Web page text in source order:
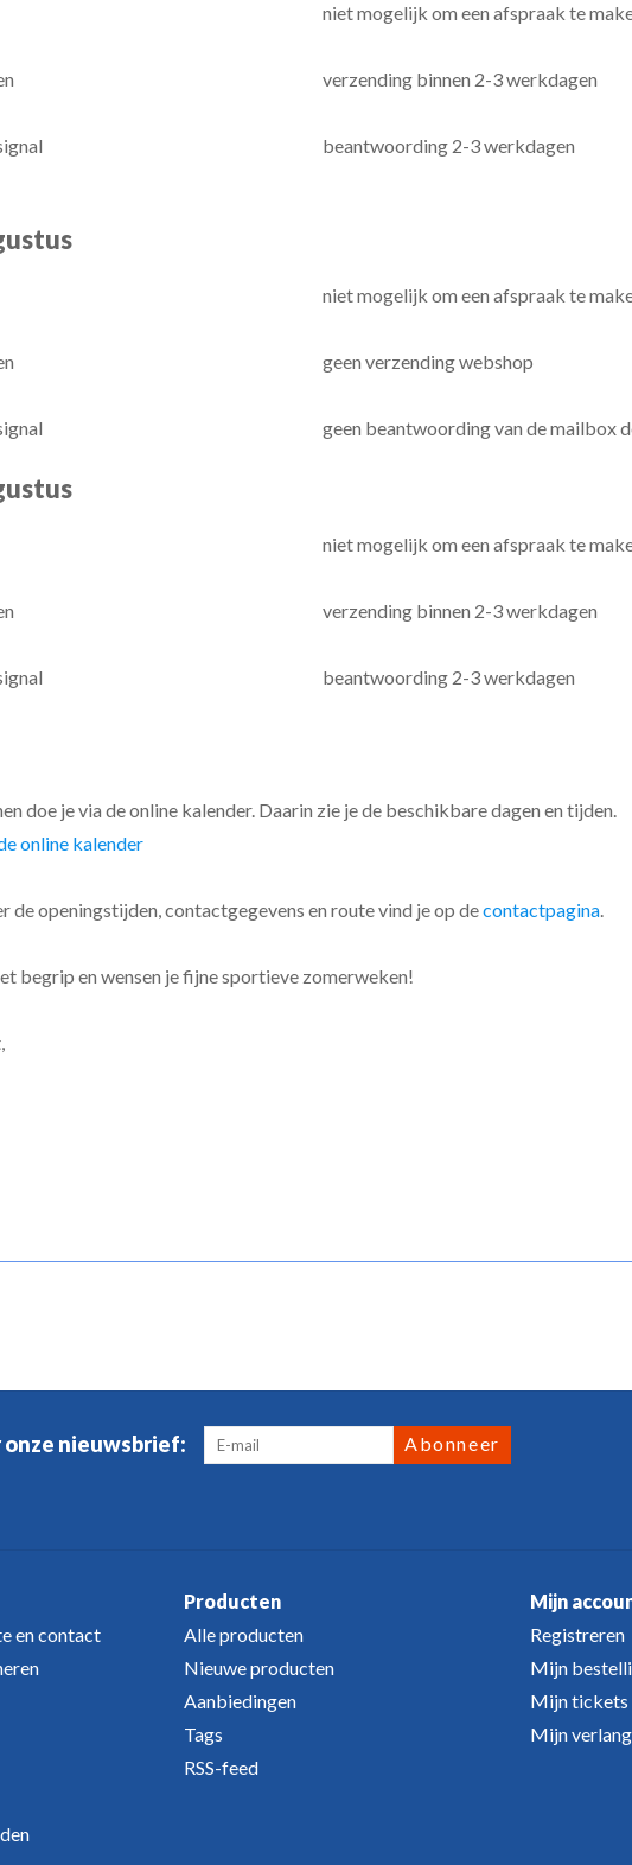
niet mogelijk om een afspraak te
verzending binnen 2-3 werkdagen
beantwoording 2-3 werkdagen
niet mogelijk om een afspraak te
geen verzending webshop
geen beantwoording van de mailbox
niet mogelijk om een afspraak te
verzending binnen 2-3 werkdagen
beantwoording 2-3 werkdagen
doe je via de online kalender. Daarin zie je de beschikbare dagen en tijden.
online kalender
de openingstijden, contactgegevens en route vind je op decontactpagina
begrip en wensen je fijne sportieve zomerweken!
onze nieuwsbrief: Abonneer
en contact
Producten
Alle producten
Nieuwe producten
Aanbiedingen
Tags
RSS-feed
Mijn
Registreren
Mijn
Mijn tickets
Mijn